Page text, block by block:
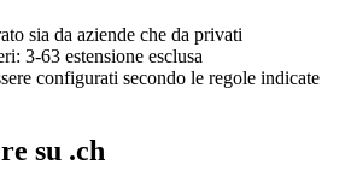
sia da aziende che da privati
3-63 estensione esclusa
configurati secondo le regole indicate
su .ch